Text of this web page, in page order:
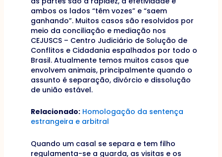
ambos os lados “têm vozes” e “saem
ganhando”. Muitos casos são resolvidos por
meio da conciliação e mediação nos
CEJUSCS – Centro Judiciário de Solução de
Conflitos e Cidadania espalhados por todo o
Brasil. Atualmente temos muitos casos que
envolvem animais, principalmente quando o
assunto é separação, divórcio e dissolução
de união estável.
Relacionado: Homologação da sentença
estrangeira e arbitral
Quando um casal se separa e tem filho
regulamenta-se a guarda, as visitas e os